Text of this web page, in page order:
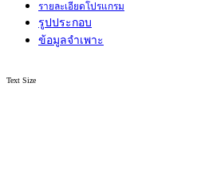
รายละเอียดโปรแกรม
รูปประกอบ
ข้อมูลจำเพาะ
Text Size